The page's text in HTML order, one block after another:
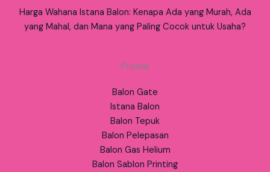
Harga Wahana Istana Balon: Kenapa Ada yang Murah, Ada
yang Mahal, dan Mana yang Paling Cocok untuk Usaha?
Produk
Balon Gate
Istana Balon
Balon Tepuk
Balon Pelepasan
Balon Gas Helium
Balon Sablon Printing